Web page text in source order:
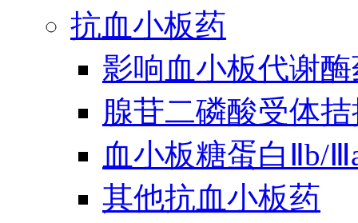
抗血小板药
影响血小板代谢
腺苷二磷酸受体
血小板糖蛋白Ⅱb/
其他抗血小板药